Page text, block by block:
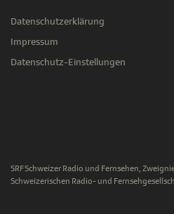
Datenschutzerklärung
Impressum
Datenschutz-Einstellungen
SRF Schweizer Radio und Fernsehen,
Schweizerischen Radio- und